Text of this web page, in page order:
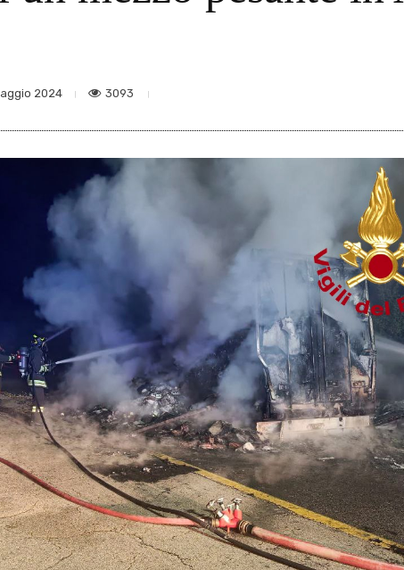
2024 3093